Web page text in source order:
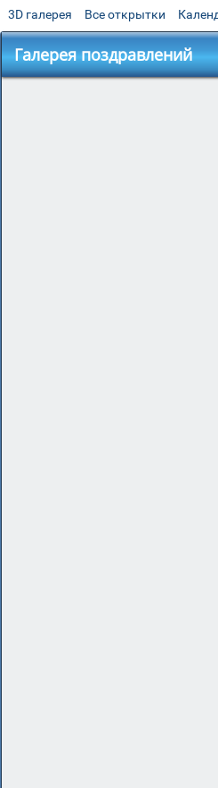
3D галерея Все открытки
Галерея поздравлений